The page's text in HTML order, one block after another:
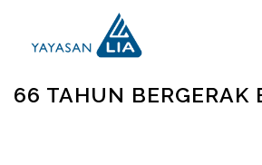
66 TAHUN BERGERAK